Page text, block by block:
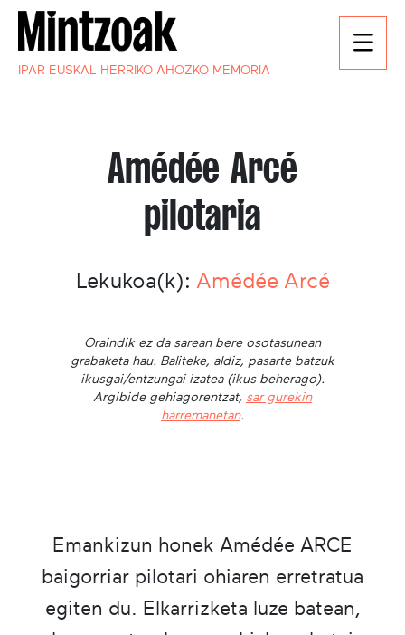
IPAR EUSKAL HERRIKO AHOZKO MEMORIA
Amédée Arcé
pilotaria
Lekukoa(k): Amédée Arcé
Oraindik ez da sarean bere osotasunean
grabaketa hau. Baliteke, aldiz, pasarte batzuk
ikusgai/entzungai izatea (ikus beherago).
Argibide gehiagorentzat, sar gurekin
harremanetan.
Emankizun honek Amédée ARCE
baigorriar pilotari ohiaren erretratua
egiten du. Elkarrizketa luze batean,